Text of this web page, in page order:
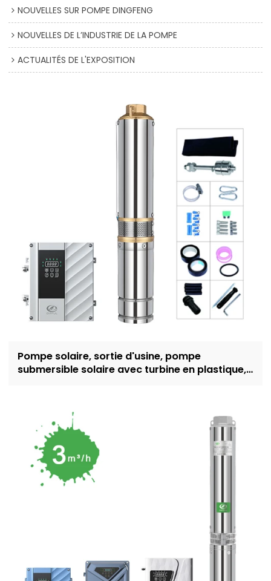
NOUVELLES SUR POMPE DINGFENG
NOUVELLES DE L’INDUSTRIE DE LA POMPE
ACTUALITÉS DE L'EXPOSITION
Pompe solaire, sortie d'usine, pompe
submersible solaire avec turbine en plastique,